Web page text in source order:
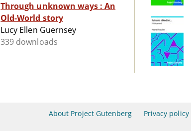
Through unknown ways : An
Old-World story
Lucy Ellen Guernsey
339 downloads
About Project Gutenberg Privacy policy